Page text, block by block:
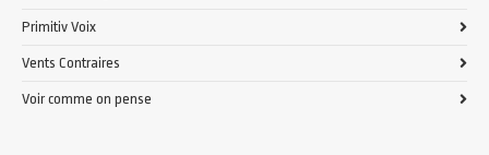
Primitiv Voix
Vents Contraires
Voir comme on pense